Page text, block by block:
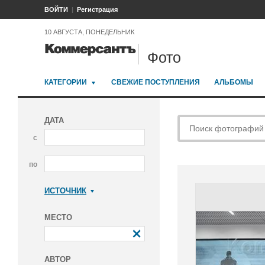
ВОЙТИ Регистрация
10 АВГУСТА, ПОНЕДЕЛЬНИК
Фото
КАТЕГОРИИ СВЕЖИЕ ПОСТУПЛЕНИЯ АЛЬБОМЫ
ДАТА
с
по
ИСТОЧНИК
МЕСТО
АВТОР